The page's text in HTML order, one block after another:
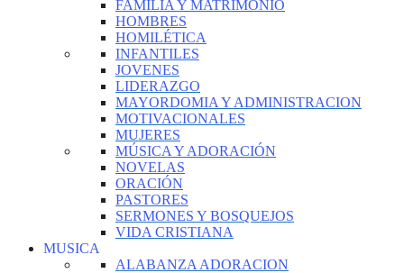
FAMILIA Y MATRIMONIO
HOMBRES
HOMILÉTICA
INFANTILES
JOVENES
LIDERAZGO
MAYORDOMIA Y ADMINISTRACION
MOTIVACIONALES
MUJERES
MÚSICA Y ADORACIÓN
NOVELAS
ORACIÓN
PASTORES
SERMONES Y BOSQUEJOS
VIDA CRISTIANA
MUSICA
ALABANZA ADORACION